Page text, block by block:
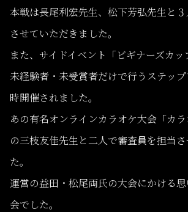
本戦は長尾利宏先生、松下芳弘先生と
させていただきました。
また、サイドイベント「ビギナーズカ
未経験者・未受賞者だけで行うステッ
時開催されました。
あの有名オンラインカラオケ大会「カ
の三枝友佳先生と二人で審査員を担当
た。
運営の益田・松尾両氏の大会にかける
会でした。